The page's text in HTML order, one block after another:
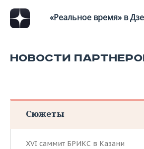
«Реальное время» в
НОВОСТИ
Сюжеты
XVI саммит БРИКС в Казани